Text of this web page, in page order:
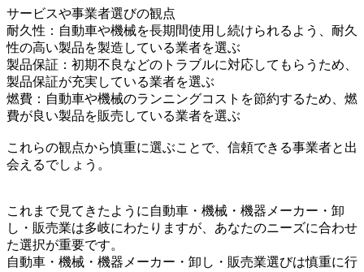
サービスや事業者選びの観点
耐久性：自動車や機械を長期間使用し続けられるよう、耐久
性の高い製品を製造している業者を選ぶ
製品保証：初期不良などのトラブルに対応してもらうため、
製品保証が充実している業者を選ぶ
燃費：自動車や機械のランニングコストを節約するため、燃
費が良い製品を販売している業者を選ぶ
これらの観点から慎重に選ぶことで、信頼できる事業者と出
会えるでしょう。
これまで見てきたように自動車・機械・機器メーカー・卸
し・販売業は多岐にわたりますが、あなたのニーズに合わせ
た選択が重要です。
自動車・機械・機器メーカー・卸し・販売業選びは慎重に行